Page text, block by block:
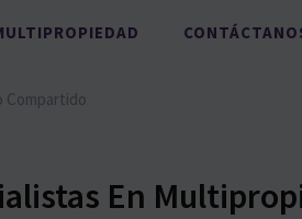
Compartido
En